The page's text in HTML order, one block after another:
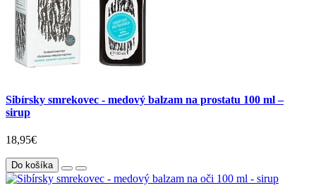
Sibírsky smrekovec - medový balzam na prostatu 100 ml –
sirup
18,95€
Do košíka